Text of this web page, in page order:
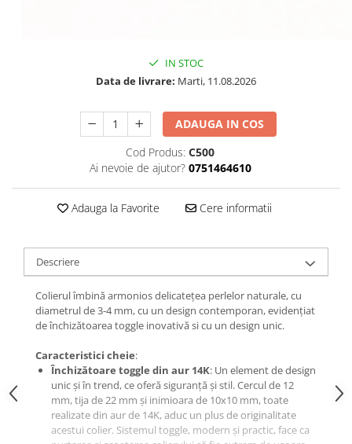
IN STOC
Data de livrare: Marti, 11.08.2026
ADAUGA IN COS
Cod Produs: C500
Ai nevoie de ajutor? 0751464610
Adauga la Favorite Cere informatii
Descriere
Colierul îmbină armonios delicatețea perlelor naturale, cu
diametrul de 3-4 mm, cu un design contemporan, evidențiat
de închizătoarea toggle inovativă si cu un design unic.
Caracteristici cheie:
Închizătoare toggle din aur 14K: Un element de design
unic și în trend, ce oferă siguranță și stil. Cercul de 12
mm, tija de 22 mm și inimioara de 10x10 mm, toate
realizate din aur de 14K, aduc un plus de originalitate
acestui colier. Sistemul toggle, modern și practic, face ca